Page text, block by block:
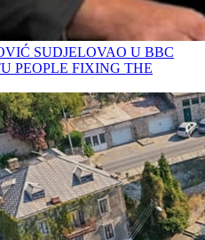
SUDJELOVAO U BBC
PEOPLE FIXING THE